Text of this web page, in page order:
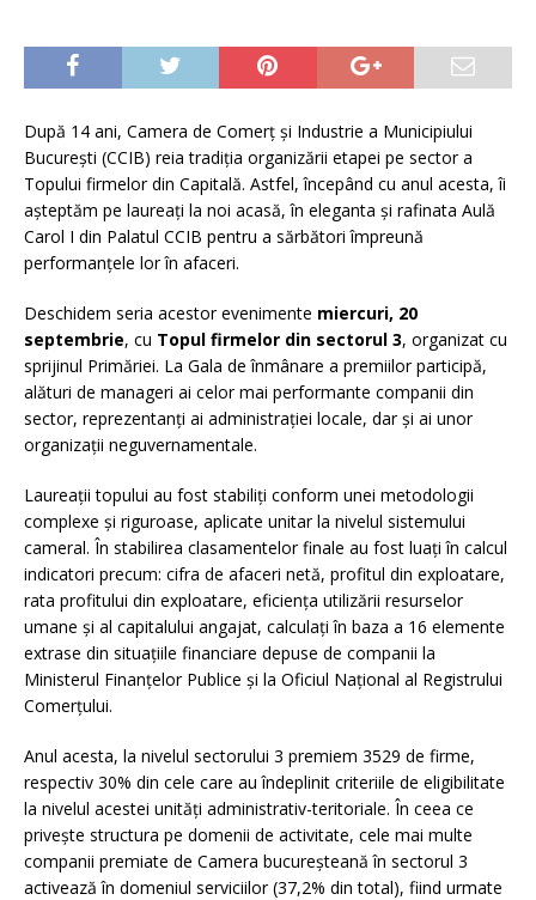
După 14 ani, Camera de Comerț și Industrie a Municipiului
București (CCIB) reia tradiția organizării etapei pe sector a
Topului firmelor din Capitală. Astfel, începând cu anul acesta, îi
așteptăm pe laureați la noi acasă, în eleganta și rafinata Aulă
Carol I din Palatul CCIB pentru a sărbători împreună
performanțele lor în afaceri.
Deschidem seria acestor evenimente miercuri, 20
septembrie, cu Topul firmelor din sectorul 3, organizat cu
sprijinul Primăriei. La Gala de înmânare a premiilor participă,
alături de manageri ai celor mai performante companii din
sector, reprezentanţi ai administraţiei locale, dar și ai unor
organizaţii neguvernamentale.
Laureaţii topului au fost stabiliţi conform unei metodologii
complexe și riguroase, aplicate unitar la nivelul sistemului
cameral. În stabilirea clasamentelor finale au fost luaţi în calcul
indicatori precum: cifra de afaceri netă, profitul din exploatare,
rata profitului din exploatare, eficienţa utilizării resurselor
umane și al capitalului angajat, calculaţi în baza a 16 elemente
extrase din situaţiile financiare depuse de companii la
Ministerul Finanţelor Publice şi la Oficiul Naţional al Registrului
Comerţului.
Anul acesta, la nivelul sectorului 3 premiem 3529 de firme,
respectiv 30% din cele care au îndeplinit criteriile de eligibilitate
la nivelul acestei unități administrativ-teritoriale. În ceea ce
priveşte structura pe domenii de activitate, cele mai multe
companii premiate de Camera bucureşteană în sectorul 3
activează în domeniul serviciilor (37,2% din total), fiind urmate